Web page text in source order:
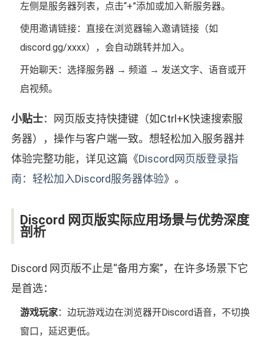
左侧是服务器列表，点击“+”添加或加入新服务器。
使用邀请链接：直接在浏览器输入邀请链接（如
discord.gg/xxxx），会自动跳转并加入。
开始聊天：选择服务器 → 频道 → 发送文字、语音或开
启视频。
小贴士：网页版支持快捷键（如Ctrl+K快速搜索服
务器），操作与客户端一致。想轻松加入服务器并
体验完整功能，详见这篇《Discord网页版登录指
南：轻松加入Discord服务器体验》。
Discord 网页版实际应用场景与优势深度
剖析
Discord 网页版不止是“备用方案”，在许多场景下它
是首选：
游戏玩家：边玩游戏边在浏览器开Discord语音，不切换
窗口，延迟更低。